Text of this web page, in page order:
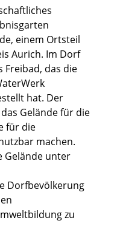
einem Ortsteil
Aurich. Im Dorf
Freibad, das die
hat. Der
Gelände für die
für die
machen.
Gelände unter
Dorfbevölkerung
zu